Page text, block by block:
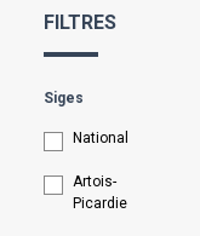
FILTRES
Siges
National
Artois-
Picardie